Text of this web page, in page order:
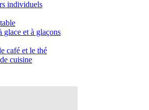
individuels
glace et à glaçons
café et le thé
cuisine